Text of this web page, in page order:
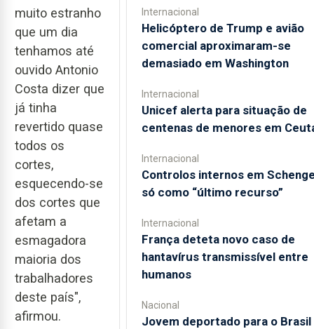
muito estranho
que um dia
tenhamos até
ouvido Antonio
Costa dizer que
já tinha
revertido quase
todos os
cortes,
esquecendo-se
dos cortes que
afetam a
esmagadora
maioria dos
trabalhadores
deste país",
afirmou.
Internacional
Helicóptero de Trump e avião
comercial aproximaram-se
demasiado em Washington
Internacional
Unicef alerta para situação de
centenas de menores em
Internacional
Controlos internos em
só como “último recurso”
Internacional
França deteta novo caso de
hantavírus transmissível entre
humanos
Nacional
Jovem deportado para o Brasil